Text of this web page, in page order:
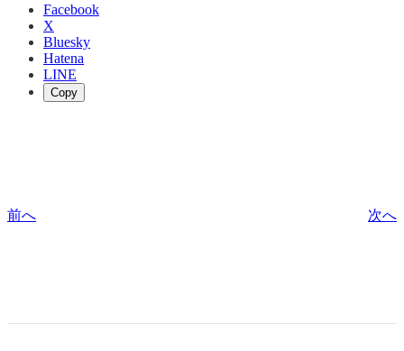
Facebook
X
Bluesky
Hatena
LINE
Copy
前へ 次へ